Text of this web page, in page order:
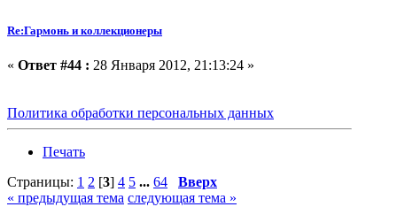
Re:Гармонь и коллекционеры
« Ответ #44 : 28 Января 2012, 21:13:24 »
Политика обработки персональных данных
Печать
Страницы: 1 2 [3] 4 5 ... 64
Вверх
« предыдущая тема следующая тема »